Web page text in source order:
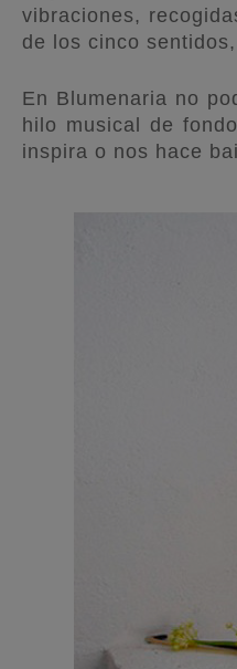
vibraciones,
de los cinco
En Blumenaria no
hilo musical de
inspira o nos hace